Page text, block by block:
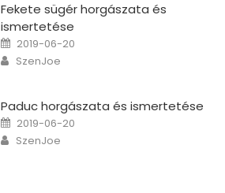
Fekete sügér horgászata és
ismertetése
Posted on
2019-06-20
Author
SzenJoe
Paduc horgászata és ismertetése
Posted on
2019-06-20
Author
SzenJoe